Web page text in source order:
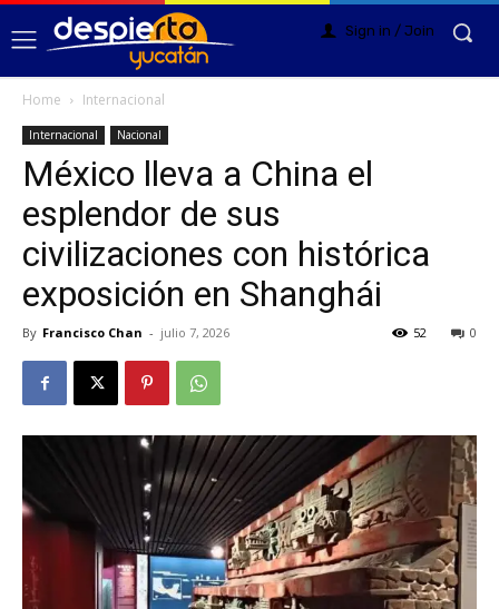
Sign in / Join
Home Internacional
Internacional Nacional
México lleva a China el
esplendor de sus
civilizaciones con histórica
exposición en Shanghái
By Francisco Chan - julio 7, 2026 0
52